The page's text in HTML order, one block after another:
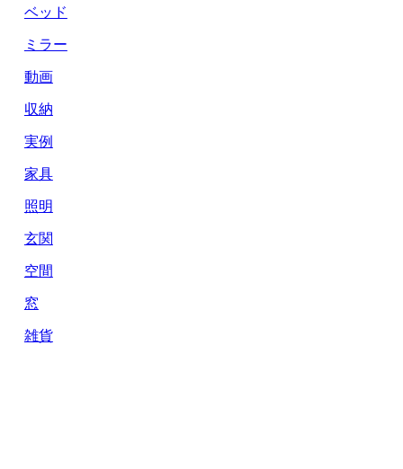
ベッド
ミラー
動画
収納
実例
家具
照明
玄関
空間
窓
雑貨